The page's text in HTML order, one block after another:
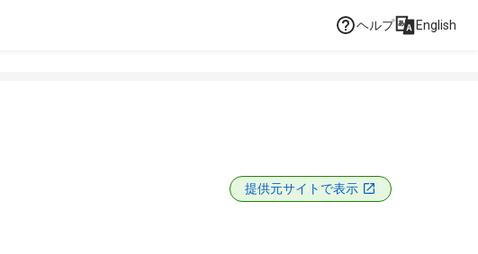
ヘルプ English
提供元サイトで表示